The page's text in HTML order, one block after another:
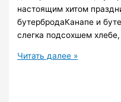
настоящим хитом
бутербродаКанапе и
слегка подсохшем
Маленькие
Читать далее »